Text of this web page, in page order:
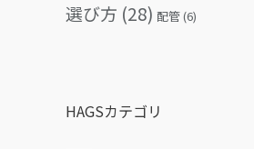
選び方 (28) 配管(6)
HAGSカテゴリ